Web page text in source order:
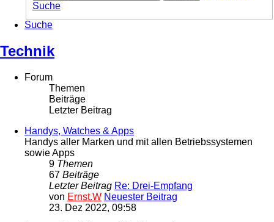
Suche
Suche
Technik
Forum
Themen
Beiträge
Letzter Beitrag
Handys, Watches & Apps
Handys aller Marken und mit allen Betriebssystemen
sowie Apps
9 Themen
67 Beiträge
Letzter Beitrag Re: Drei-Empfang
von Ernst.W Neuester Beitrag
23. Dez 2022, 09:58